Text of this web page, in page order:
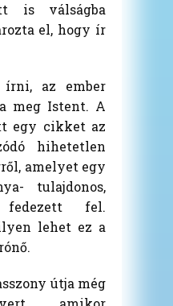
is válságba
el, hogy ír
az ember
meg Istent. A
egy cikket az
hihetetlen
amelyet egy
tulajdonos,
fel.
lehet ez a
útja még